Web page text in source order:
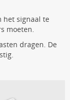
het signaal te
moeten.
dragen. De